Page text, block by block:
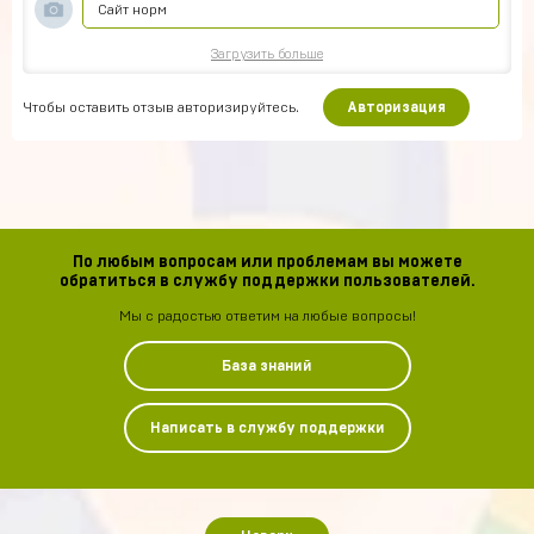
Сайт норм
Загрузить больше
Чтобы оставить отзыв авторизируйтесь. Авторизация
По любым вопросам или проблемам вы можете
обратиться в службу поддержки пользователей.
Мы с радостью ответим на любые вопросы!
База знаний
Написать в службу поддержки